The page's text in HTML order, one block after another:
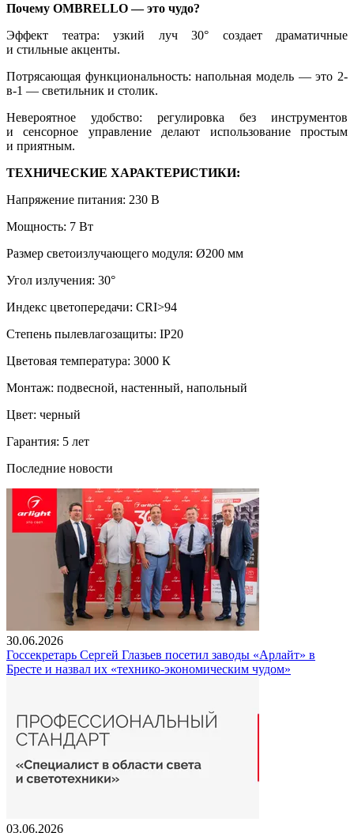
Почему OMBRELLO — это чудо?
Эффект театра: узкий луч 30° создает драматичные
и стильные акценты.
Потрясающая функциональность: напольная модель — это 2-
в-1 — светильник и столик.
Невероятное удобство: регулировка без инструментов
и сенсорное управление делают использование простым
и приятным.
ТЕХНИЧЕСКИЕ ХАРАКТЕРИСТИКИ:
Напряжение питания: 230 В
Мощность: 7 Вт
Размер светоизлучающего модуля: Ø200 мм
Угол излучения: 30°
Индекс цветопередачи: CRI>94
Степень пылевлагозащиты: IP20
Цветовая температура: 3000 К
Монтаж: подвесной, настенный, напольный
Цвет: черный
Гарантия: 5 лет
Последние новости
30.06.2026
Госсекретарь Сергей Глазьев посетил заводы «Арлайт» в
Бресте и назвал их «технико-экономическим чудом»
03.06.2026